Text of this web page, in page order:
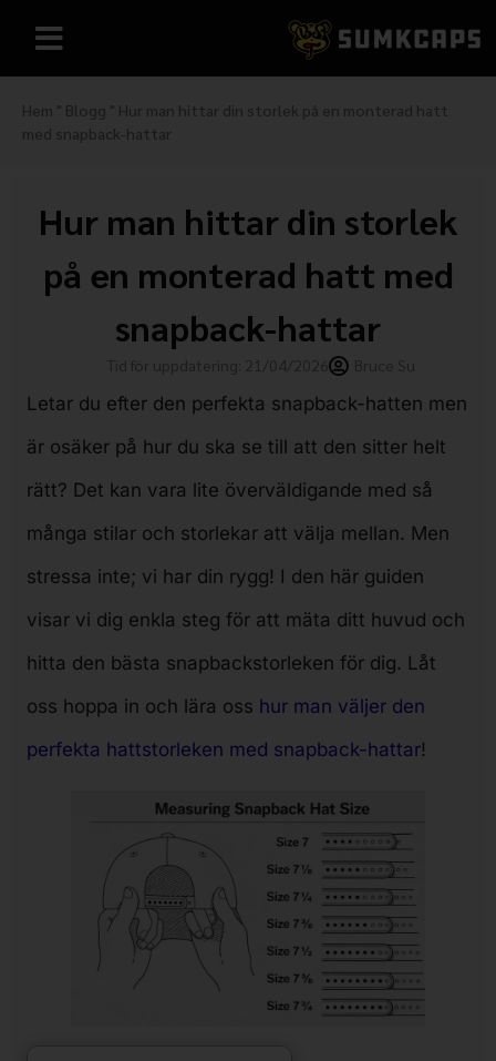
Hem " Blogg " Hur man hittar din storlek på en monterad hatt
med snapback-hattar
Hur man hittar din storlek
på en monterad hatt med
snapback-hattar
Letar du efter den perfekta snapback-hatten men
är osäker på hur du ska se till att den sitter helt
rätt? Det kan vara lite överväldigande med så
många stilar och storlekar att välja mellan. Men
stressa inte; vi har din rygg! I den här guiden
visar vi dig enkla steg för att mäta ditt huvud och
hitta den bästa snapbackstorleken för dig. Låt
oss hoppa in och lära oss hur man väljer den
perfekta hattstorleken med snapback-hattar!